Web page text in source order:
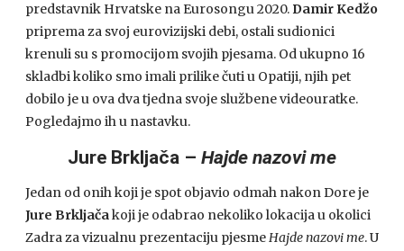
predstavnik Hrvatske na Eurosongu 2020. Damir Kedžo
priprema za svoj eurovizijski debi, ostali sudionici
krenuli su s promocijom svojih pjesama. Od ukupno 16
skladbi koliko smo imali prilike čuti u Opatiji, njih pet
dobilo je u ova dva tjedna svoje službene videouratke.
Pogledajmo ih u nastavku.
Jure Brkljača – Hajde nazovi me
Jedan od onih koji je spot objavio odmah nakon Dore je
Jure Brkljačakoji je odabrao nekoliko lokacija u okolici
Zadra za vizualnu prezentaciju pjesmeHajde nazovi me. U